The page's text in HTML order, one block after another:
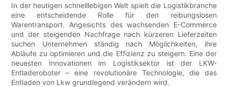
In der heutigen schnelllebigen Welt spielt die Logistikbranche
eine entscheidende Rolle für den reibungslosen
Warentransport. Angesichts des wachsenden E-Commerce
und der steigenden Nachfrage nach kürzeren Lieferzeiten
suchen Unternehmen ständig nach Möglichkeiten, ihre
Abläufe zu optimieren und die Effizienz zu steigern. Eine der
neuesten Innovationen im Logistiksektor ist der LKW-
Entladeroboter – eine revolutionäre Technologie, die das
Entladen von Lkw grundlegend verändern wird.